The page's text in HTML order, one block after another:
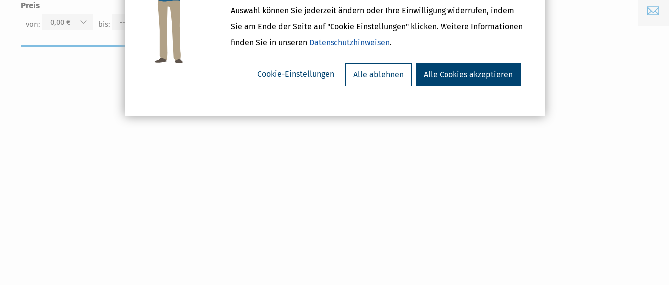
Auswahl können Sie jederzeit ändern oder Ihre Einwilligung widerrufen, indem
Sie am Ende der Seite auf "Cookie Einstellungen" klicken. Weitere Informationen
finden Sie in unseren Datenschutzhinweisen.
Cookie-Einstellungen Alle ablehnen Alle Cookies akzeptieren
E-Mail
Preis
von: 0,00 € bis: --